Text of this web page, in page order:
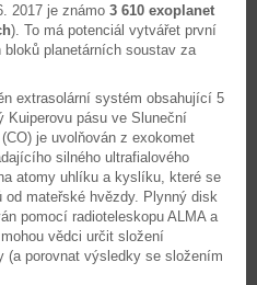
2017 je známo 3 610 exoplanet
). To má potenciál vytvářet první
planetárních soustav za
extrasolární systém obsahující 5
Kuiperovu pásu ve Sluneční
je uvolňován z exokomet
silného ultrafialového
atomy uhlíku a kyslíku, které se
mateřské hvězdy. Plynný disk
pomocí radioteleskopu ALMA a
vědci určit složení
porovnat výsledky se složením